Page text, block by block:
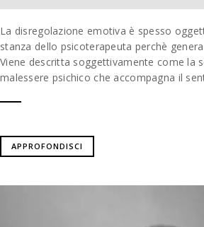
La disregolazione emotiva è spesso
stanza dello psicoterapeuta perchè
Viene descritta soggettivamente come la
malessere psichico che accompagna il
APPROFONDISCI